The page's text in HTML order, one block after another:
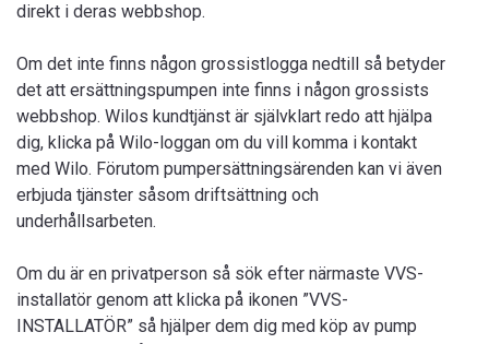
direkt i deras webbshop.
Om det inte finns någon grossistlogga nedtill så betyder
det att ersättningspumpen inte finns i någon grossists
webbshop. Wilos kundtjänst är självklart redo att hjälpa
dig, klicka på Wilo-loggan om du vill komma i kontakt
med Wilo. Förutom pumpersättningsärenden kan vi även
erbjuda tjänster såsom driftsättning och
underhållsarbeten.
Om du är en privatperson så sök efter närmaste VVS-
installatör genom att klicka på ikonen ”VVS-
INSTALLATÖR” så hjälper dem dig med köp av pump